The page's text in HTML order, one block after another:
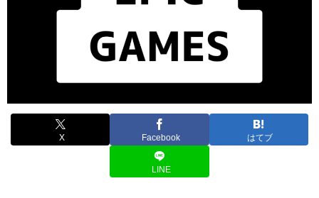
X Facebook はてブ
LINE